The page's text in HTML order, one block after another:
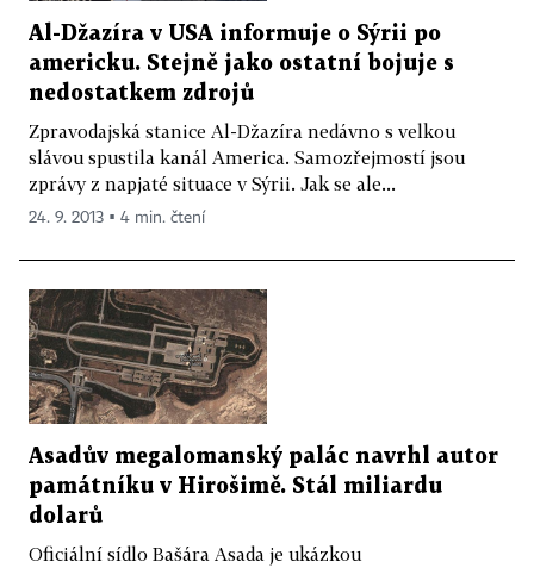
Al-Džazíra v USA informuje o Sýrii po
americku. Stejně jako ostatní bojuje s
nedostatkem zdrojů
Zpravodajská stanice Al-Džazíra nedávno s velkou
slávou spustila kanál America. Samozřejmostí jsou
zprávy z napjaté situace v Sýrii. Jak se ale...
24. 9. 2013 ▪ 4 min. čtení
Asadův megalomanský palác navrhl autor
památníku v Hirošimě. Stál miliardu
dolarů
Oficiální sídlo Bašára Asada je ukázkou